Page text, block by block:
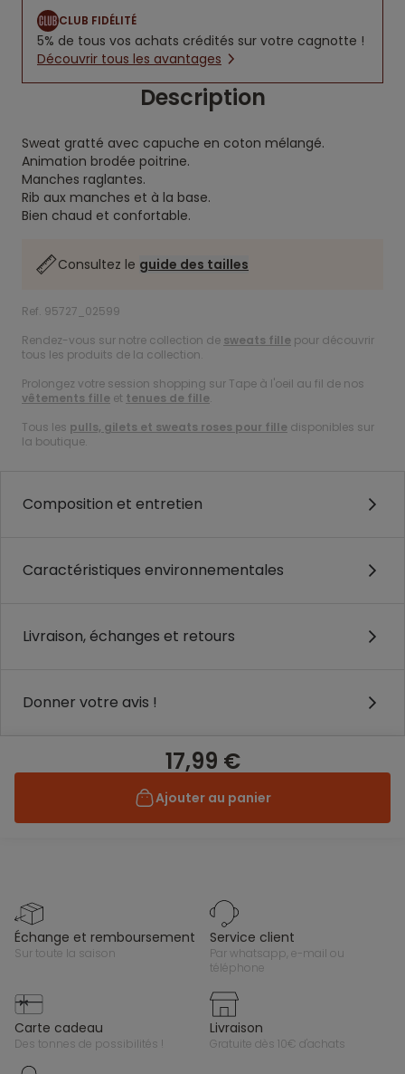
CLUB FIDÉLITÉ
5% de tous vos achats crédités sur votre cagnotte !
Découvrir tous les avantages
Description
Sweat gratté avec capuche en coton mélangé.
Animation brodée poitrine.
Manches raglantes.
Rib aux manches et à la base.
Bien chaud et confortable.
Consultez le guide des tailles
Ref. 95727_02599
Rendez-vous sur notre collection de sweats fille pour découvrir
tous les produits de la collection.
Prolongez votre session shopping sur Tape à l'oeil au fil de nos
vêtements fille et tenues de fille.
Tous les pulls, gilets et sweats roses pour fille disponibles sur
la boutique.
Composition et entretien
Caractéristiques environnementales
Livraison, échanges et retours
Donner votre avis !
17,99 €
Ajouter au panier
échange et remboursement
sur toute la saison
service client
par whatsapp, e-mail ou
téléphone
carte cadeau
des tonnes de possibilités !
livraison
gratuite dès 10€ d'achats